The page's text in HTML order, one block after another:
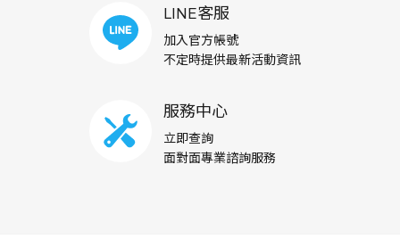
LINE客服
加入官方帳號
不定時提供最新活動資訊
服務中心
立即查詢
面對面專業諮詢服務